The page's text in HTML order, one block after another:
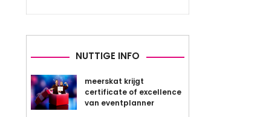
NUTTIGE INFO
meerskat krijgt
certificate of excellence
van eventplanner